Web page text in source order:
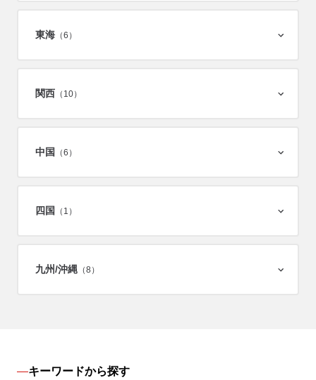
東海 （6）
関西 （10）
中国 （6）
四国 （1）
九州/沖縄 （8）
キーワードから探す